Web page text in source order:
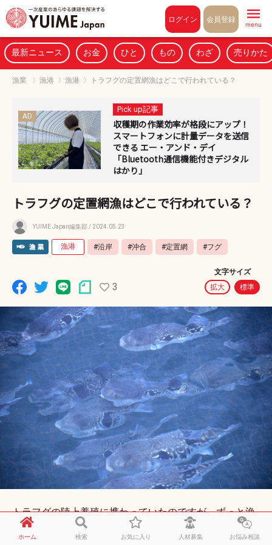
ログイン 会員登録
menu
最新ニュース お金 ひと もの わざ 売りかた
漁業 〉 漁港 〉 漁港 〉 トラフグの定置網漁はどこで行われている？
AD
Pick up記事
収穫期の作業効率が格段にアップ！
スマートフォンに計量データを送信
できる エー・アンド・デイ
「Bluetooth通信機能付きデジタル
はかり」
トラフグの定置網漁はどこで行われている？
YUIME Japan編集部 / 2024.05.23
漁港 #沿岸 #沖合 #定置網 #フグ
3
文字サイズ
拡大
標準
トラフグの陸上養殖に携わっていたのですが、ずっと漁
師になるのが夢だったので、定置網漁船に乗りたいと考
ホーム 検索 お気に入り 人材募集 お悩み相談